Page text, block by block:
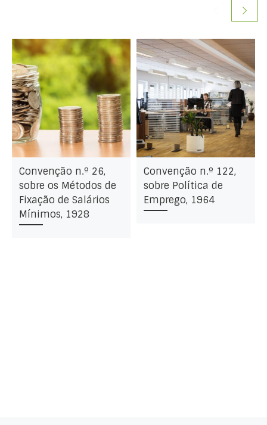
Convenção n.º 26,
sobre os Métodos de
Fixação de Salários
Mínimos, 1928
Convenção n.º 122,
sobre Política de
Emprego, 1964